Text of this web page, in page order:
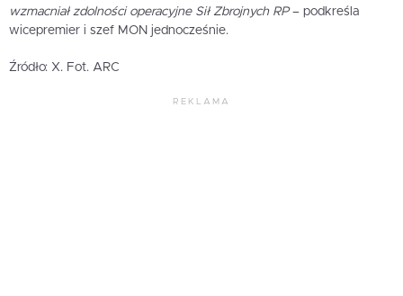
wzmacniał zdolności operacyjne Sił Zbrojnych RP– podkreśla
wicepremier i szef MON jednocześnie.
Źródło: X. Fot. ARC
REKLAMA